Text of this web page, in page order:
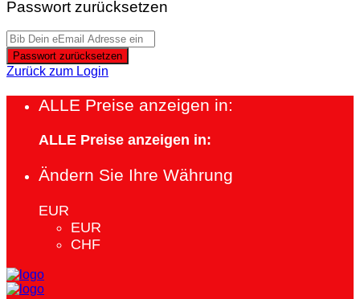
Passwort zurücksetzen
Passwort zurücksetzen
Zurück zum Login
ALLE Preise anzeigen in:
ALLE Preise anzeigen in:
Ändern Sie Ihre Währung
EUR
EUR
CHF